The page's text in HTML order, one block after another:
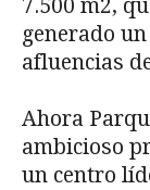
7.500 m2,
generado
afluencias
Ahora
ambicioso
un centro